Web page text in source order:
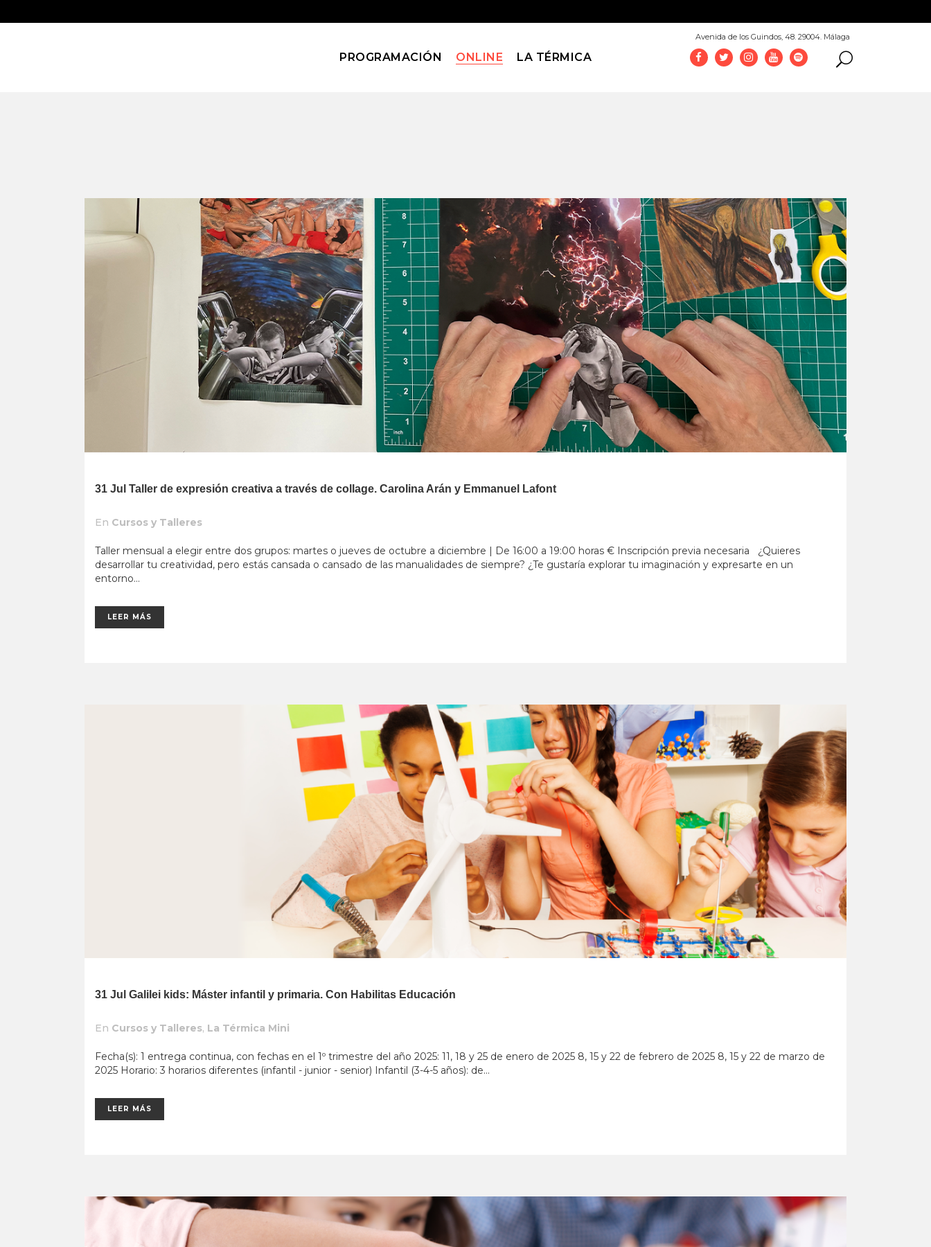
Avenida de los Guindos, 48. 29004. Málaga
PROGRAMACIÓN ONLINE LA TÉRMICA
Blog
Blog (Page 135)
31 Jul Taller de expresión creativa a través de collage. Carolina Arán y Emmanuel Lafont
En Cursos y Talleres
Taller mensual a elegir entre dos grupos: martes o jueves de octubre a diciembre | De 16:00 a 19:00 horas € Inscripción previa necesaria ¿Quieres
desarrollar tu creatividad, pero estás cansada o cansado de las manualidades de siempre? ¿Te gustaría explorar tu imaginación y expresarte en un
entorno...
LEER MÁS
31 Jul Galilei kids: Máster infantil y primaria. Con Habilitas Educación
En Cursos y Talleres, La Térmica Mini
Fecha(s): 1 entrega continua, con fechas en el 1º trimestre del año 2025: 11, 18 y 25 de enero de 2025 8, 15 y 22 de febrero de 2025 8, 15 y 22 de marzo de
2025 Horario: 3 horarios diferentes (infantil - junior - senior) Infantil (3-4-5 años): de...
LEER MÁS